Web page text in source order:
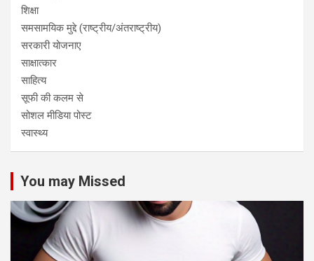
शिक्षा
समसामयिक मुद्दे (राष्ट्रीय/अंतराष्ट्रीय)
सरकारी योजनाए
साक्षात्कार
साहित्य
सूफी की कलम से
सोशल मीडिया पोस्ट
स्वास्थ्य
You may Missed